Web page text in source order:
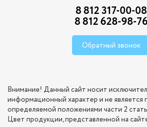
8 812 317-00-08
8 812 628-98-76
Обратный звонок
Внимание! Данный сайт носит
информационный характер и не
определяемой положениями части 2
Цвет продукции, представленной на